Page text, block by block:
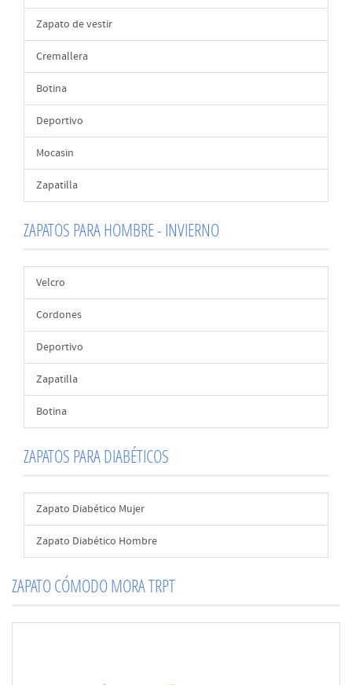
Zapato de vestir
Cremallera
Botina
Deportivo
Mocasin
Zapatilla
ZAPATOS PARA HOMBRE - INVIERNO
Velcro
Cordones
Deportivo
Zapatilla
Botina
ZAPATOS PARA DIABÉTICOS
Zapato Diabético Mujer
Zapato Diabético Hombre
ZAPATO CÓMODO MORA TRPT